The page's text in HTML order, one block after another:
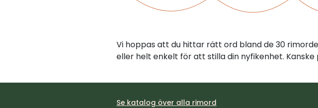
Vi hoppas att du hittar rätt ord bland de 30
eller helt enkelt för att stilla din nyfikenhet. Kanske
Se katalog över alla rimord